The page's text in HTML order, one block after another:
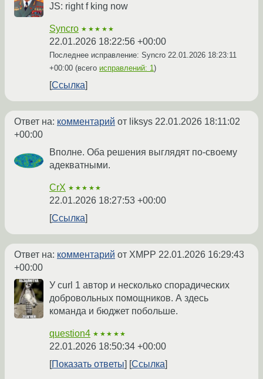
JS: right f king now
Syncro ★★★★★
22.01.2026 18:22:56 +00:00
Последнее исправление: Syncro 22.01.2026 18:23:11
+00:00 (всего исправлений: 1)
Ссылка
Ответ на: комментарий от liksys 22.01.2026 18:11:02
+00:00
Вполне. Оба решения выглядят по-своему
адекватными.
CrX ★★★★★
22.01.2026 18:27:53 +00:00
Ссылка
Ответ на: комментарий от XMPP 22.01.2026 16:29:43
+00:00
У curl 1 автор и несколько спорадических
добровольных помощников. А здесь
команда и бюджет побольше.
question4 ★★★★★
22.01.2026 18:50:34 +00:00
Показать ответы
Ссылка